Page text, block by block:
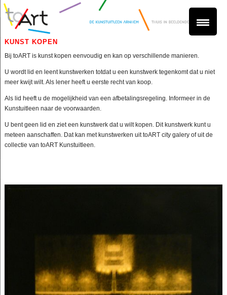
KUNST KOPEN
Bij toART is kunst kopen eenvoudig en kan op verschillende manieren.
U wordt lid en leent kunstwerken totdat u een kunstwerk tegenkomt dat u niet
meer kwijt wilt. Als lener heeft u eerste recht van koop.
Als lid heeft u de mogelijkheid van een afbetalingsregeling. Informeer in de
Kunstuitleen naar de voorwaarden.
U bent geen lid en ziet een kunstwerk dat u wilt kopen. Dit kunstwerk kunt u
meteen aanschaffen. Dat kan met kunstwerken uit toART city galery of uit de
collectie van toART Kunstuitleen.